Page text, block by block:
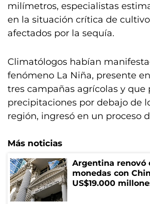
milímetros, especialistas
en la situación crítica de
afectados por la sequía.
Climatólogos habían
fenómeno La Niña, presente
tres campañas agrícolas y que
precipitaciones por debajo de
región, ingresó en un proceso
Más noticias
Argentina renovó
monedas con
US$19.000